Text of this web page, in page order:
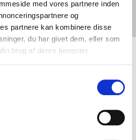
med vores partnere inden
og
partnere kan kombinere disse
du har givet dem, eller som
brug af deres tjenester.